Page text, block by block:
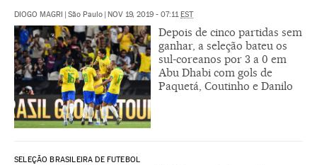
DIOGO MAGRI | São Paulo | NOV 19, 2019 - 07:11EST
Depois de cinco partidas sem
ganhar, a seleção bateu os
sul-coreanos por 3 a 0 em
Abu Dhabi com gols de
Paquetá, Coutinho e Danilo
SELEÇÃO BRASILEIRA DE FUTEBOL